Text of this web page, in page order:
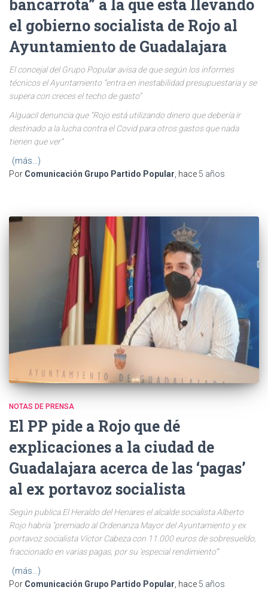
bancarrota” a la que está llevando
el gobierno socialista de Rojo al
Ayuntamiento de Guadalajara
El concejal del Grupo Popular avisa de que según los informes
técnicos el Ayuntamiento “entra en inestabilidad presupuestaria y se
supera con creces el techo de gasto”
Alguacil denuncia que “Rojo está utilizando dinero que debería ir
destinado a la lucha contra el Covid para otros gastos que nada
tienen que ver”
(más…)
Por Comunicación Grupo Partido Popular , hace 5 años
NOTAS DE PRENSA
El PP pide a Rojo que dé
explicaciones a la ciudad de
Guadalajara acerca de las ‘pagas’
al ex portavoz socialista
Según publica El Heraldo del Henares el alcalde socialista Alberto
Rojo habría “premiado al Ordenanza Mayor del Ayuntamiento y ex
portavoz socialista Víctor Cabeza con 11.000 euros de sobresueldo,
fraccionado en varias pagas, por su ‘especial rendimiento’”
(más…)
Por Comunicación Grupo Partido Popular, hace 5 años